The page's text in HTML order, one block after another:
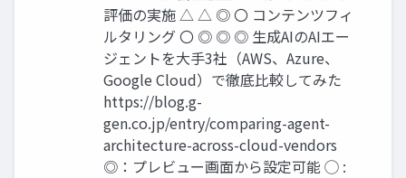
評価の実施 △ △ ◎ 〇 コンテンツフィ
ルタリング 〇 ◎ ◎ ◎ 生成AIのAIエー
ジェントを大手3社（AWS、Azure、
Google Cloud）で徹底比較してみた
https://blog.g-
gen.co.jp/entry/comparing-agent-
architecture-across-cloud-vendors
◎：プレビュー画面から設定可能 ◯ :